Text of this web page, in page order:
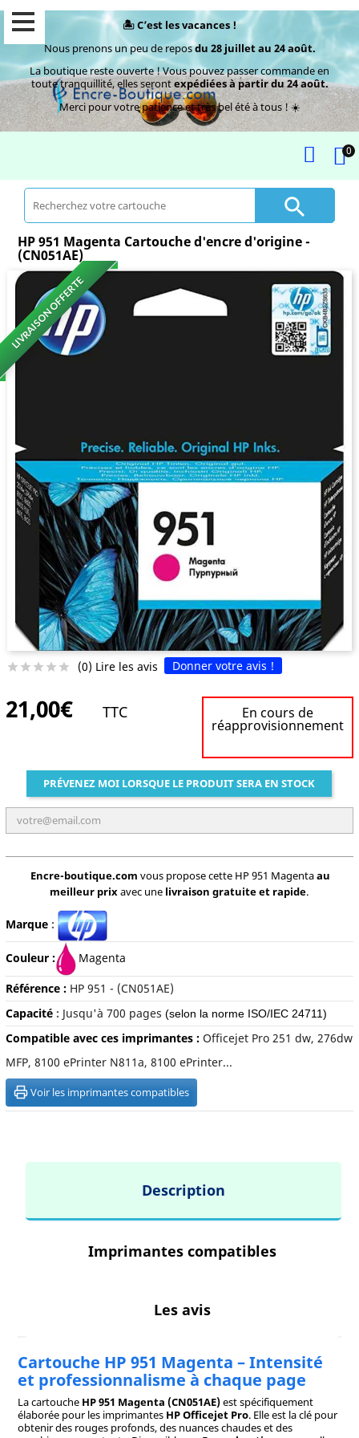
🏝️ C’est les vacances !
Nous prenons un peu de reposdu 28 juillet au 24 août.
La boutique reste ouverte ! Vous pouvez passer commande en
toute tranquillité, elles serontexpédiées à partir du 24 août.
Merci pour votre patience et très bel été à tous ! ☀️
0

HP 951 Magenta Cartouche d'encre d'origine -
(CN051AE)
LIVRAISON OFFERTE
     (0) Lire les avis Donner votre avis !
21,00€ TTC En cours de
réapprovisionnement
PRÉVENEZ MOI LORSQUE LE PRODUIT SERA EN STOCK
Encre-boutique.com vous propose cette HP 951 Magentaau
meilleur prixavec une livraison gratuite et rapide.
Marque:
Couleur : Magenta
Référence : HP 951 - (CN051AE)
Capacité: Jusqu'à 700 pages (selon la norme ISO/IEC 24711)
Compatible avec ces imprimantes : Officejet Pro 251 dw, 276dw
MFP, 8100 ePrinter N811a, 8100 ePrinter...
Voir les imprimantes compatibles
Description
Imprimantes compatibles
Les avis
Cartouche HP 951 Magenta – Intensité
et professionnalisme à chaque page
La cartouche HP 951 Magenta (CN051AE)est spécifiquement
élaborée pour les imprimantes HP Officejet Pro. Elle est la clé pour
obtenir des rouges profonds, des nuances chaudes et des